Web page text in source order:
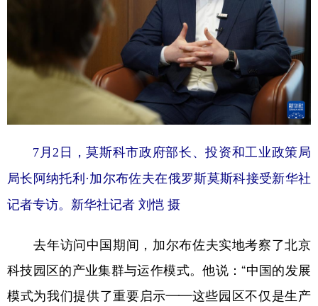
7月2日，莫斯科市政府部长、投资和工业政策局
局长阿纳托利·加尔布佐夫在俄罗斯莫斯科接受新华社
记者专访。新华社记者 刘恺 摄
去年访问中国期间，加尔布佐夫实地考察了北京
科技园区的产业集群与运作模式。他说：“中国的发展
模式为我们提供了重要启示——这些园区不仅是生产